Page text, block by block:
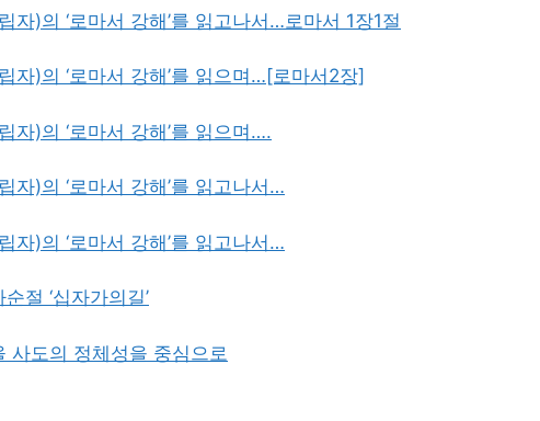
)의 ‘로마서 강해’를 읽고나서…로마서 1장1절
자)의 ‘로마서 강해’를 읽으며…[로마서2장]
자)의 ‘로마서 강해’를 읽으며….
자)의 ‘로마서 강해’를 읽고나서…
자)의 ‘로마서 강해’를 읽고나서…
절 ‘십자가의길’
사도의 정체성을 중심으로